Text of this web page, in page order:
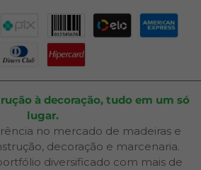
à decoração, tudo em um só
lugar.
no mercado de madeiras e
decoração e marcenaria.
diversificado com mais de